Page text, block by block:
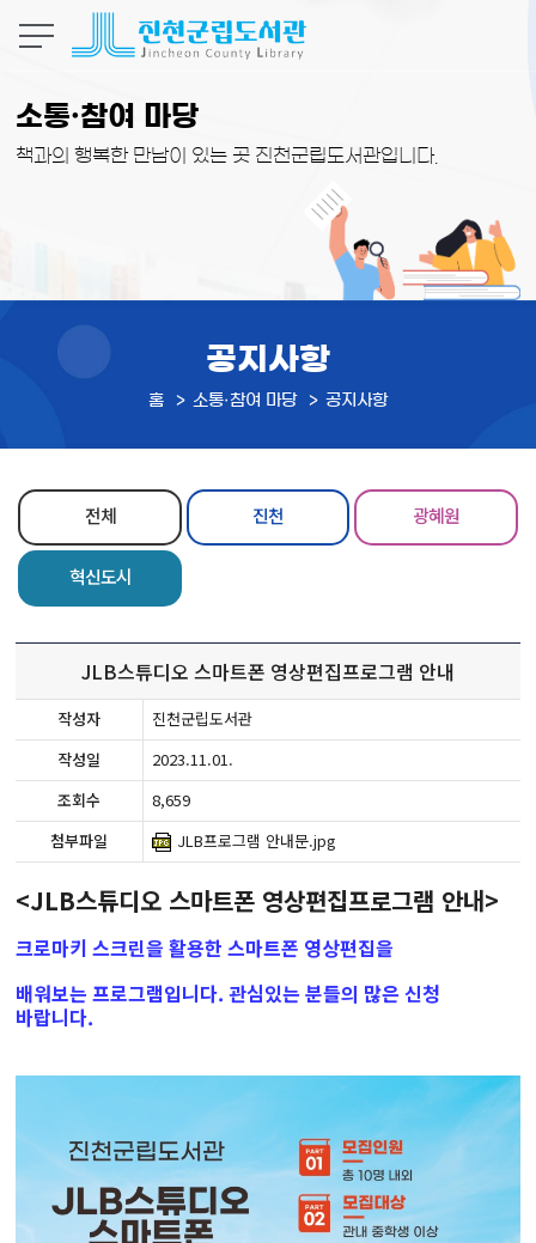
소통·참여 마당
책과의 행복한 만남이 있는 곳 진천군립도서관입니다.
공지사항
홈 소통·참여 마당 공지사항
전체 진천 광혜원
혁신도시
JLB스튜디오 스마트폰 영상편집프로그램 안내
작성자
진천군립도서관
작성일
2023.11.01.
조회수
8,659
첨부파일
JLB프로그램 안내문.jpg
<JLB스튜디오 스마트폰 영상편집프로그램 안내>
크로마키 스크린을 활용한 스마트폰 영상편집을
배워보는 프로그램입니다. 관심있는 분들의 많은 신청
바랍니다.